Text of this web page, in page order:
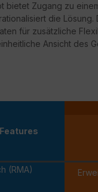
bietet Zugang zu
die
für zusätzliche
Ansicht des
(RMA)